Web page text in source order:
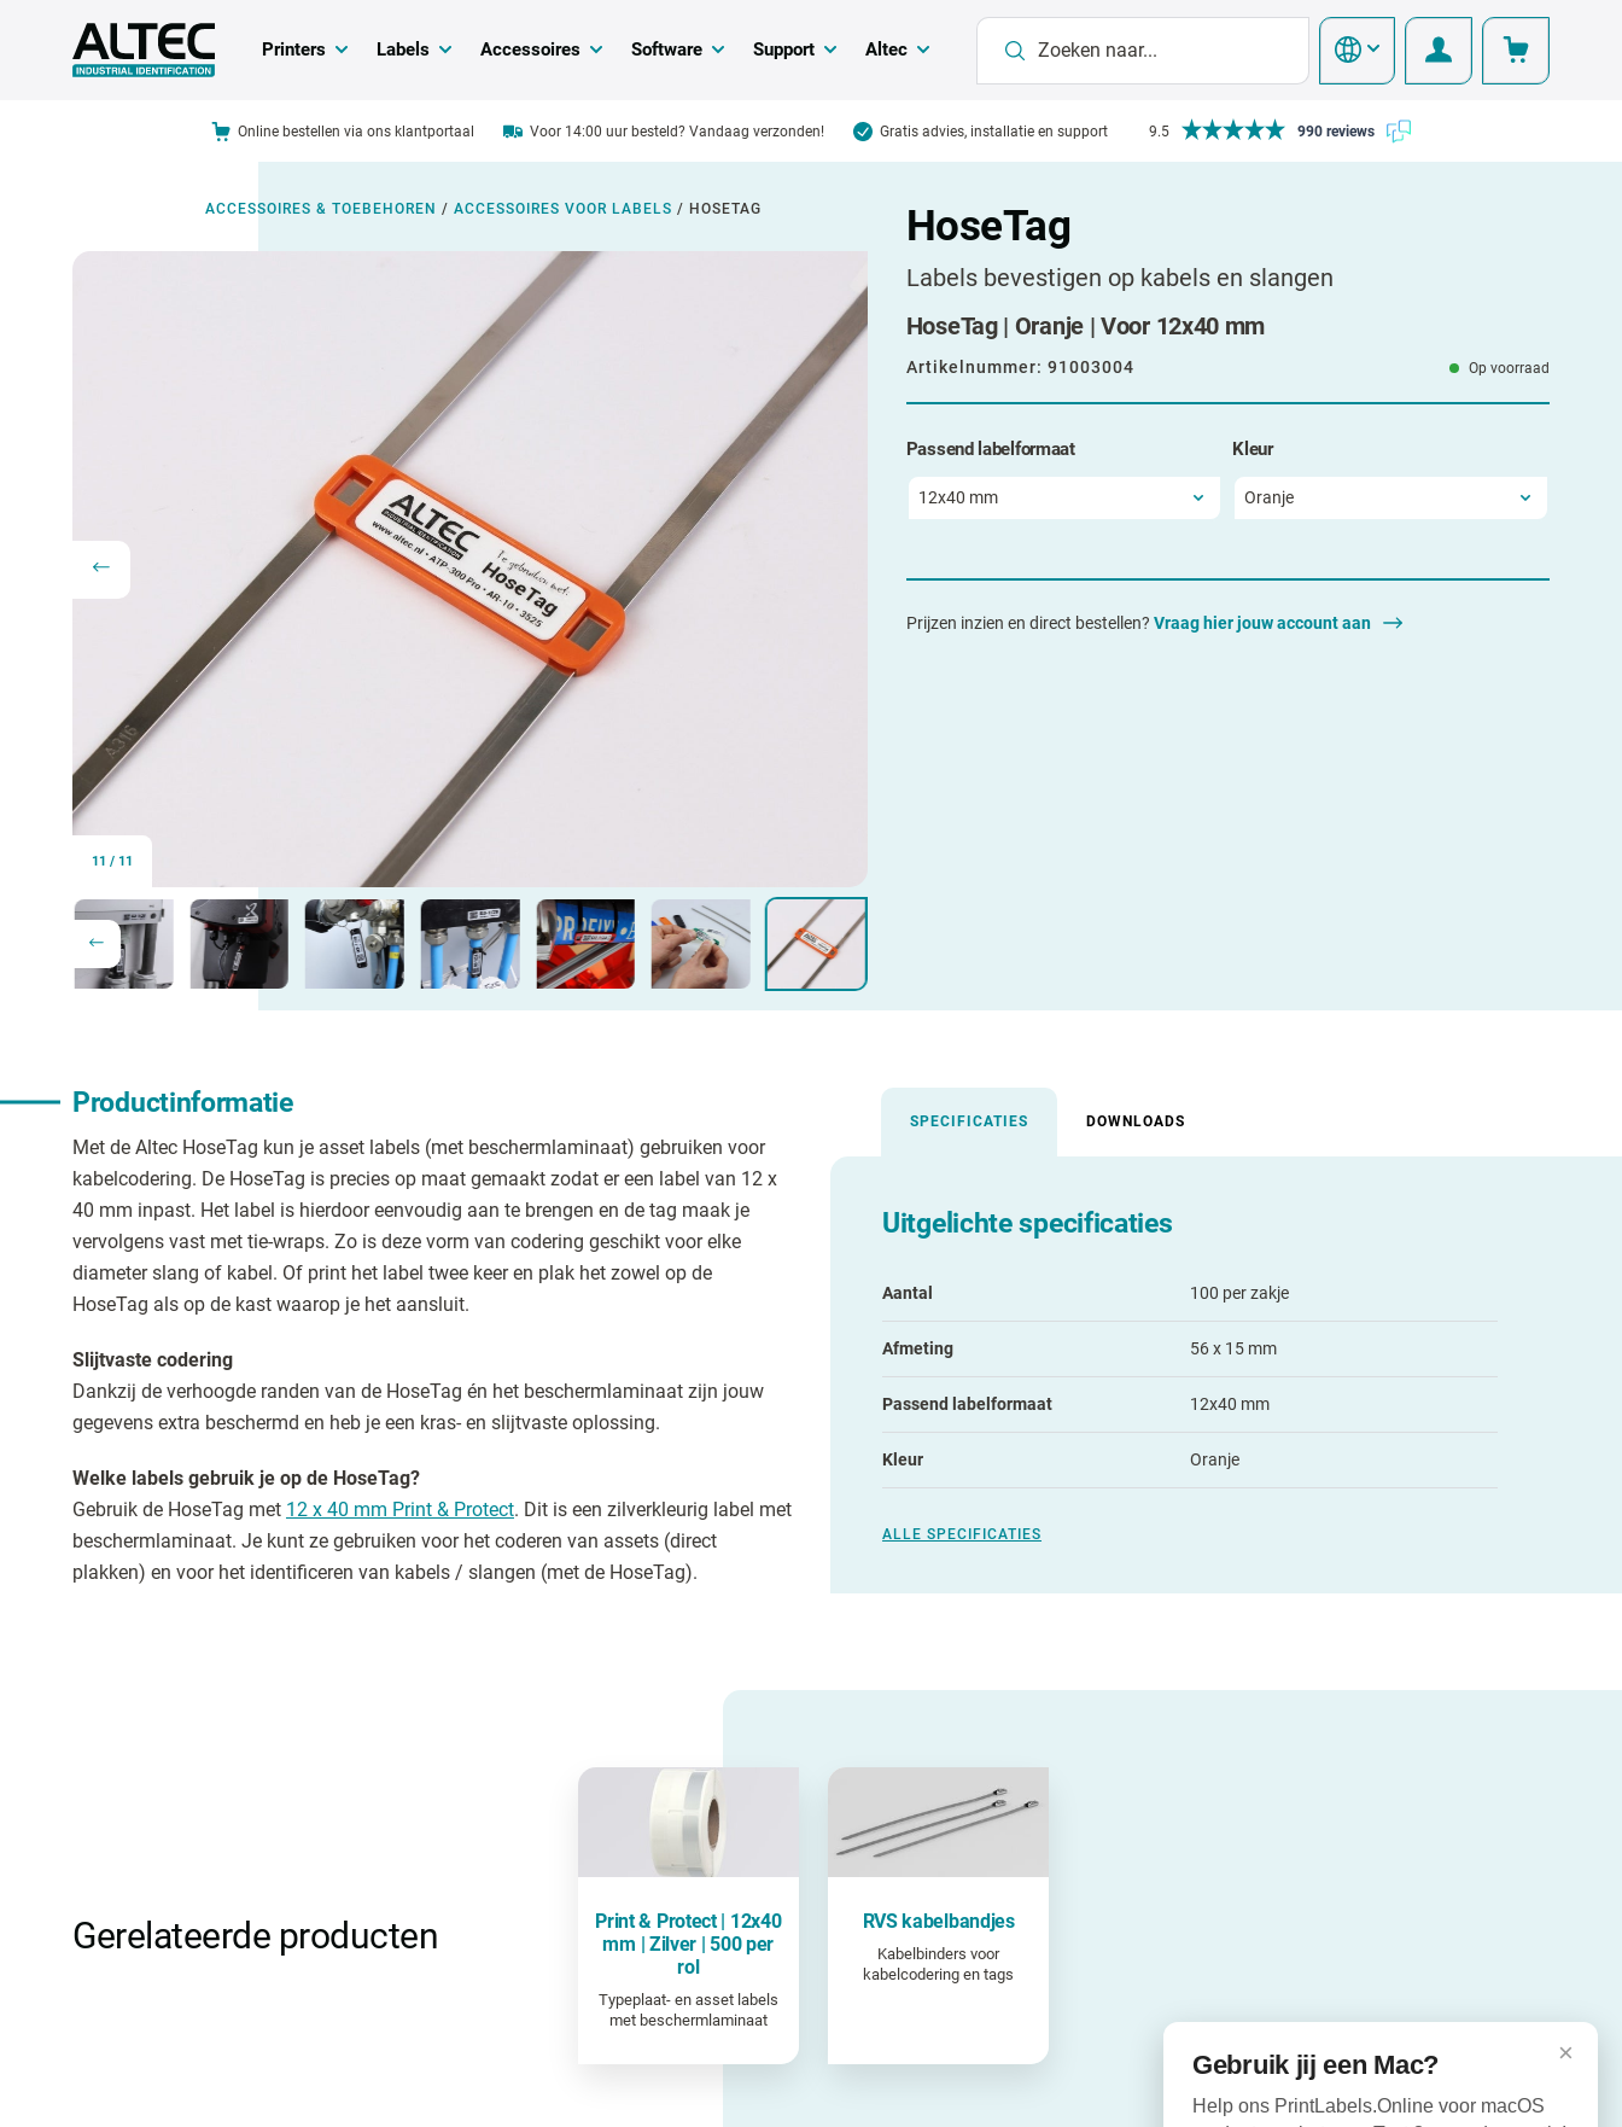
Printers Labels Accessoires Software Support Altec
Online bestellen via ons klantportaal Voor 14:00 uur besteld? Vandaag verzonden! Gratis advies, installatie en support 9.5 990 reviews
ACCESSOIRES & TOEBEHOREN / ACCESSOIRES VOOR LABELS / HOSETAG
11 / 11
HoseTag
Labels bevestigen op kabels en slangen
HoseTag | Oranje | Voor 12x40 mm
Artikelnummer: 91003004 Op voorraad
Passend labelformaat Kleur
Prijzen inzien en direct bestellen? Vraag hier jouw account aan
Productinformatie
Met de Altec HoseTag kun je asset labels (met beschermlaminaat) gebruiken voor
kabelcodering. De HoseTag is precies op maat gemaakt zodat er een label van 12 x
40 mm inpast. Het label is hierdoor eenvoudig aan te brengen en de tag maak je
vervolgens vast met tie-wraps. Zo is deze vorm van codering geschikt voor elke
diameter slang of kabel. Of print het label twee keer en plak het zowel op de
HoseTag als op de kast waarop je het aansluit.
Slijtvaste codering
Dankzij de verhoogde randen van de HoseTag én het beschermlaminaat zijn jouw
gegevens extra beschermd en heb je een kras- en slijtvaste oplossing.
Welke labels gebruik je op de HoseTag?
Gebruik de HoseTag met 12 x 40 mm Print & Protect. Dit is een zilverkleurig label met
beschermlaminaat. Je kunt ze gebruiken voor het coderen van assets (direct
plakken) en voor het identificeren van kabels / slangen (met de HoseTag).
SPECIFICATIES DOWNLOADS
Uitgelichte specificaties
Aantal 100 per zakje
Afmeting 56 x 15 mm
Passend labelformaat 12x40 mm
Kleur Oranje
ALLE SPECIFICATIES
Gerelateerde producten
Print & Protect | 12x40
mm | Zilver | 500 per
rol
Typeplaat- en asset labels
met beschermlaminaat
RVS kabelbandjes
Kabelbinders voor
kabelcodering en tags
×
Gebruik jij een Mac?
Help ons PrintLabels.Online voor macOS